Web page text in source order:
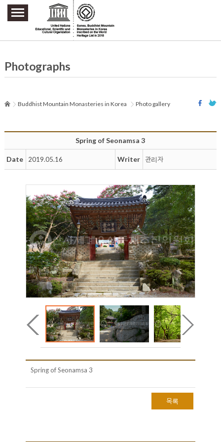
주요메뉴 바로가기
본문 바로가기
하단메뉴 바로가기
Photographs
Buddhist Mountain Monasteries in Korea Photo gallery
Spring of Seonamsa 3
Date 2019.05.16 Writer 관리자
Spring of Seonamsa 3
목록